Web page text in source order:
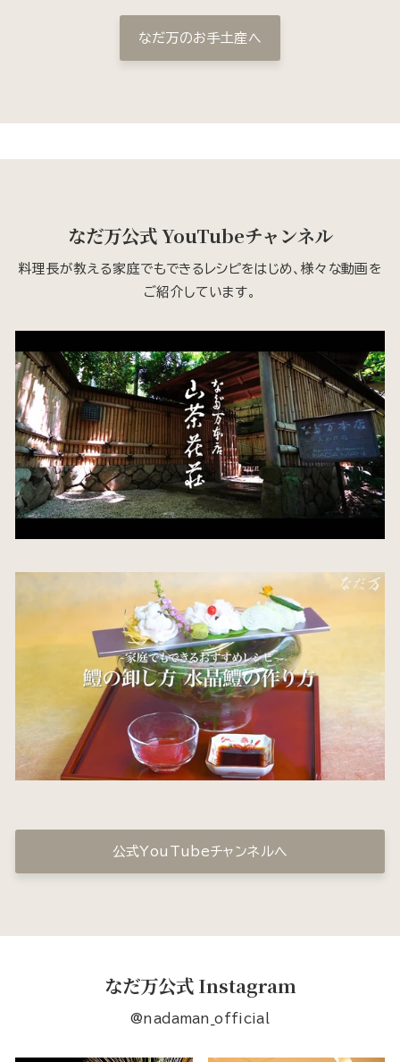
なだ万のお手土産へ
なだ万公式 YouTubeチャンネル
料理長が教える家庭でもできるレシピをはじめ、様々な動画を
ご紹介しています。
公式YouTubeチャンネルへ
なだ万公式 Instagram
@nadaman_official